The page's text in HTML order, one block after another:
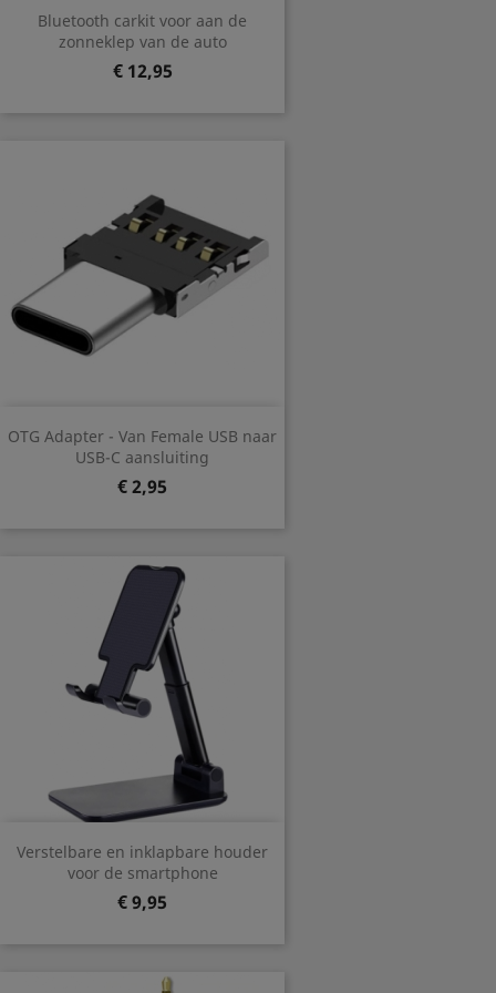
Bluetooth carkit voor aan de
zonneklep van de auto
Prijs
€ 12,95
OTG Adapter - Van Female USB naar
USB-C aansluiting
Prijs
€ 2,95
Verstelbare en inklapbare houder
voor de smartphone
Prijs
€ 9,95